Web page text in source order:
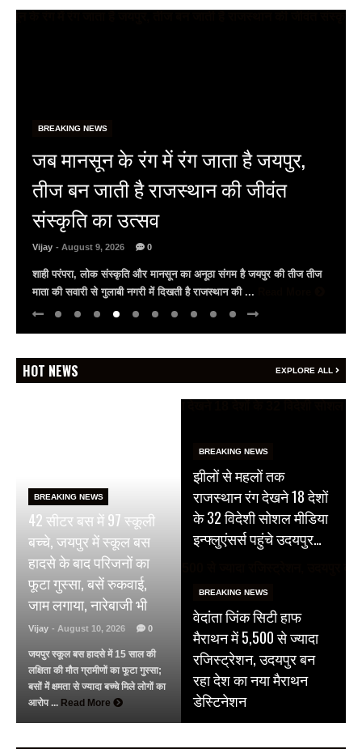
DRT जयपुर में पीठ-बार के बीच बेहतर
समन्वय से ही पीड़ितों को मिलेगा शीघ्र
न्याय: जस्टिस सुधीर कुमार जैन
Vijay - August 9, 2026 0
‘रीइमैजिनिंग रिकवरी, रिइनफोर्सिंग जस्टिस’ पुस्तक का अनावरण डीआरटी जयपुर
के पीठासीन अधिकारी विमल गुप्ता के कार्यों की सराहना अधिवक्ताओं के साथ
न्यायिक प्रक्रिया और वैकल्पिक विवाद ... Read More
HOT NEWS EXPLORE ALL
BREAKING NEWS
42 सीटर बस में 97 स्कूली
बच्चे, जयपुर में स्कूल बस
हादसे के बाद परिजनों का
फूटा गुस्सा, बसें रुकवाई,
जाम लगाया, नारेबाजी भी
Vijay - August 10, 2026 0
जयपुर स्कूल बस हादसे में 15 साल की
लक्षिता की मौत ग्रामीणों का फूटा गुस्सा;
बसों में क्षमता से ज्यादा बच्चे मिले लोगों का
आरोप ... Read More
BREAKING NEWS
झीलों से महलों तक
राजस्थान रंग देखने 18 देशों
के 32 विदेशी सोशल मीडिया
इन्फ्लुएंसर्स पहुंचे उदयपुर…
BREAKING NEWS
वेदांता जिंक सिटी हाफ
मैराथन में 5,500 से ज्यादा
रजिस्ट्रेशन, उदयपुर बन
रहा देश का नया मैराथन
डेस्टिनेशन